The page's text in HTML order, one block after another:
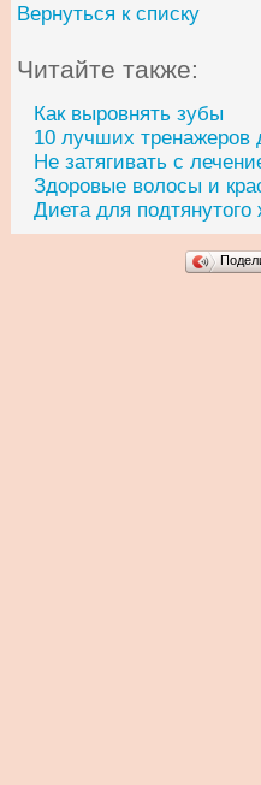
Вернуться к списку
Читайте также:
Как выровнять зубы
10 лучших тренажеров
Не затягивать с
Здоровые волосы и
Диета для подтянутого